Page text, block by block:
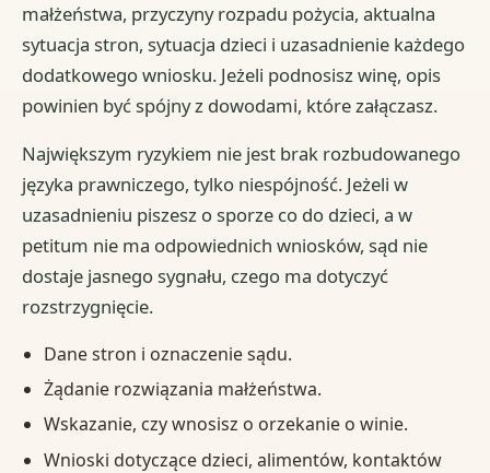
małżeństwa, przyczyny rozpadu pożycia, aktualna
sytuacja stron, sytuacja dzieci i uzasadnienie każdego
dodatkowego wniosku. Jeżeli podnosisz winę, opis
powinien być spójny z dowodami, które załączasz.
Największym ryzykiem nie jest brak rozbudowanego
języka prawniczego, tylko niespójność. Jeżeli w
uzasadnieniu piszesz o sporze co do dzieci, a w
petitum nie ma odpowiednich wniosków, sąd nie
dostaje jasnego sygnału, czego ma dotyczyć
rozstrzygnięcie.
Dane stron i oznaczenie sądu.
Żądanie rozwiązania małżeństwa.
Wskazanie, czy wnosisz o orzekanie o winie.
Wnioski dotyczące dzieci, alimentów, kontaktów